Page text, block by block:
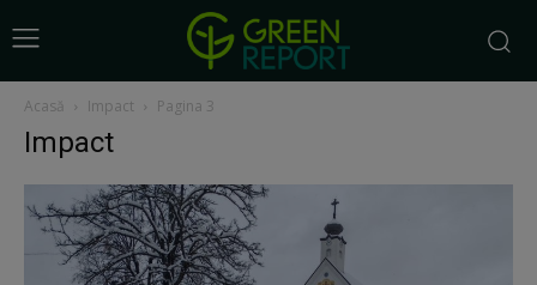
Acasă Impact Pagina 3
Impact